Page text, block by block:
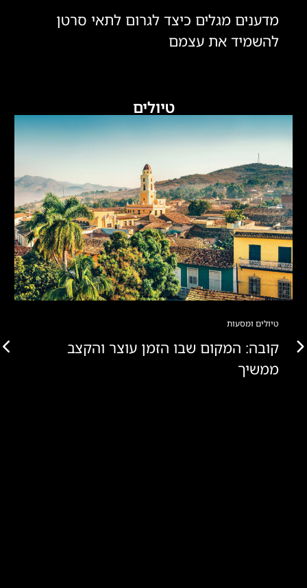
מדענים מגלים כיצד לגרום לתאי סרטן
להשמיד את עצמם
טיולים
טיולים ומסעות
קובה: המקום שבו הזמן עוצר והקצב
ממשיך